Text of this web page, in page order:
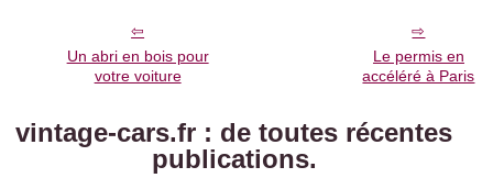
Un abri en bois pour
votre voiture
Le permis en
accéléré à Paris
vintage-cars.fr : de toutes récentes
publications.